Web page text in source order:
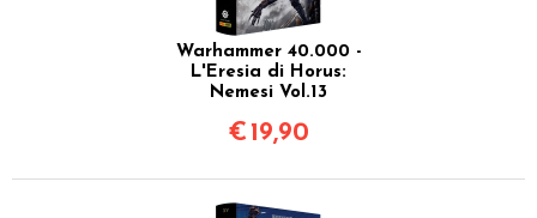
Warhammer 40.000 -
L'Eresia di Horus:
Nemesi Vol.13
€ 19,90